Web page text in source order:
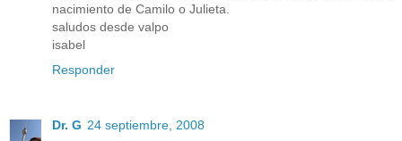
nacimiento de Camilo o Julieta.
saludos desde valpo
isabel
Responder
Dr. G 24 septiembre, 2008